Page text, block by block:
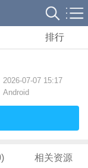
排行
2026-07-07 15:17
Android
相关资源